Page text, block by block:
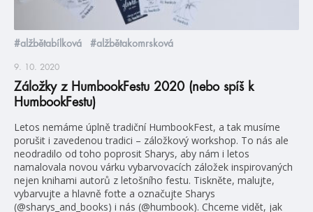
#alžbětabílková #alžbětakomrsková
9. 10. 2020
Záložky z HumbookFestu 2020 (nebo spíš k
HumbookFestu)
Letos nemáme úplně tradiční HumbookFest, a tak musíme
porušit i zavedenou tradici – záložkový workshop. To nás ale
neodradilo od toho poprosit Sharys, aby nám i letos
namalovala novou várku vybarvovacích záložek inspirovaných
nejen knihami autorů z letošního festu. Tiskněte, malujte,
vybarvujte a hlavně foťte a označujte Sharys
(@sharys_and_books) i nás (@humbook). Chceme vidět, jak